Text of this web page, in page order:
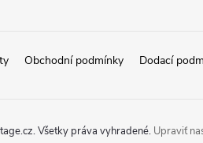
Obchodní podmínky Dodací
. Všetky práva vyhradené. Upraviť